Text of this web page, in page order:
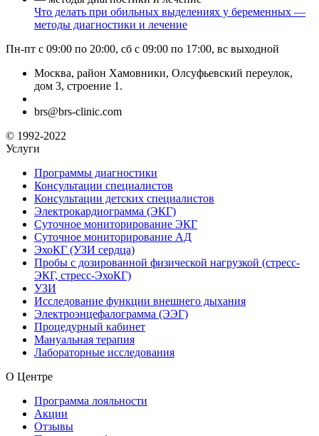
Что делать при обильных выделениях у беременных —
методы диагностики и лечение
Пн-пт с 09:00 по 20:00, сб с 09:00 по 17:00, вс выходной
Москва, район Хамовники, Олсуфьевский переулок,
дом 3, строение 1.
brs@brs-clinic.com
© 1992-2022
Услуги
Программы диагностики
Консультации специалистов
Консультации детских специалистов
Электрокардиограмма (ЭКГ)
Суточное мониторирование ЭКГ
Суточное мониторирование АД
ЭхоКГ (УЗИ сердца)
Пробы с дозированной физической нагрузкой (стресс-
ЭКГ, стресс-ЭхоКГ)
УЗИ
Исследование функции внешнего дыхания
Электроэнцефалограмма (ЭЭГ)
Процедурный кабинет
Мануальная терапия
Лабораторные исследования
О Центре
Программа лояльности
Акции
Отзывы